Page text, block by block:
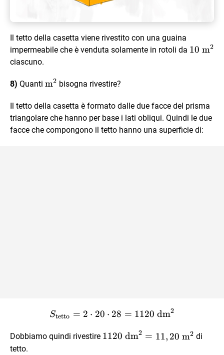
Il tetto della casetta viene rivestito con una guaina
impermeabile che è venduta solamente in rotoli da 10
10 m2
ciascuno.
8) Quanti \text{m}^2
m2 bisogna rivestire?
Il tetto della casetta è formato dalle due facce del prisma
triangolare che hanno per base i lati obliqui. Quindi le due
facce che compongono il tetto hanno una superficie di:
S_{\text{tetto}} = 2
Stetto = 2 ⋅ 20 ⋅ 28 = 1120 dm2
Dobbiamo quindi rivestire 1120
1120 dm2 = 11, 20 m2 di
tetto.